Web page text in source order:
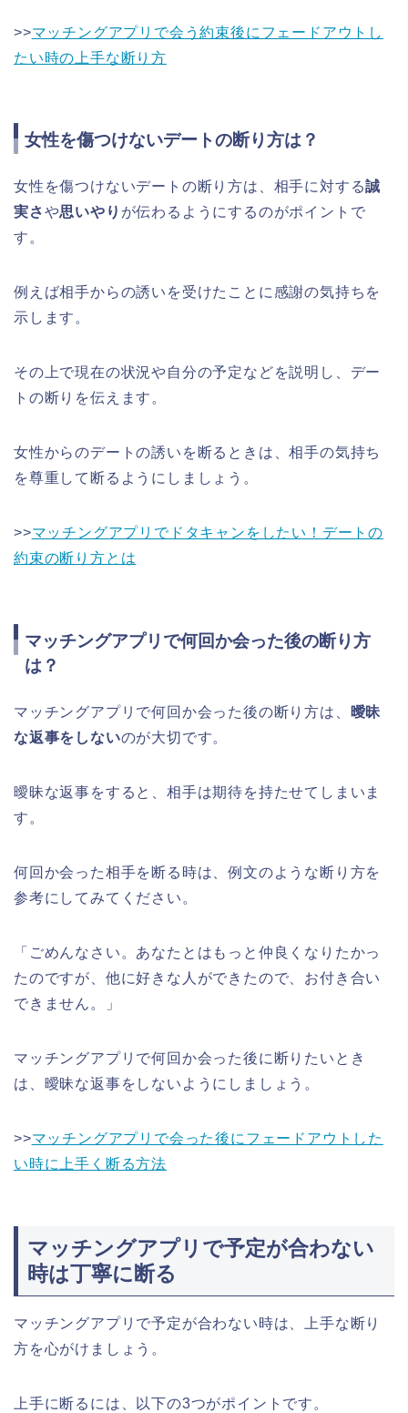
>>マッチングアプリで会う約束後にフェードアウトし
たい時の上手な断り方
女性を傷つけないデートの断り方は？
女性を傷つけないデートの断り方は、相手に対する誠
実さや思いやり が伝わるようにするのがポイントで
す。
例えば相手からの誘いを受けたことに感謝の気持ちを
示します。
その上で現在の状況や自分の予定などを説明し、デー
トの断りを伝えます。
女性からのデートの誘いを断るときは、相手の気持ち
を尊重して断るようにしましょう。
>>マッチングアプリでドタキャンをしたい！デートの
約束の断り方とは
マッチングアプリで何回か会った後の断り方
は？
マッチングアプリで何回か会った後の断り方は、
曖昧
な返事をしないのが大切です。
曖昧な返事をすると、相手は期待を持たせてしまいま
す。
何回か会った相手を断る時は、例文のような断り方を
参考にしてみてください。
「ごめんなさい。あなたとはもっと仲良くなりたかっ
たのですが、他に好きな人ができたので、お付き合い
できません。」
マッチングアプリで何回か会った後に断りたいとき
は、曖昧な返事をしないようにしましょう。
>>マッチングアプリで会った後にフェードアウトした
い時に上手く断る方法
マッチングアプリで予定が合わない
時は丁寧に断る
マッチングアプリで予定が合わない時は、上手な断り
方を心がけましょう。
上手に断るには、以下の3つがポイントです。